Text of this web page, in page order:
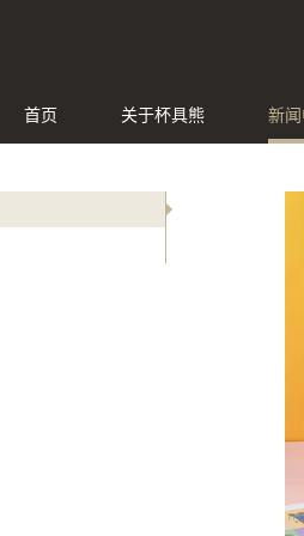
首页 关于杯具熊 新